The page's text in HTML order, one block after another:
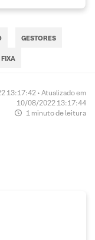
GESTORES
13:17:42 • Atualizado em
10/08/2022 13:17:44
1 minuto de leitura